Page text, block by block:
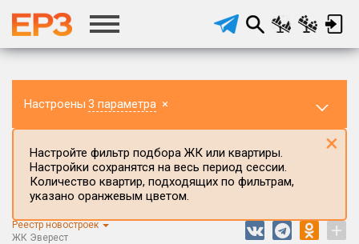
Настроены 3 параметра ×
Регион ЖК
Настройте фильтр подбора ЖК или квартиры.
Настройки сохранятся на весь период сессии.
Количество квартир, подходящих по фильтрам,
указано оранжевым цветом.
×
Реестр новостроек
ЖК Эверест
+